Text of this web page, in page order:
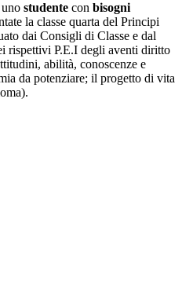
studente con bisogni
la classe quarta del Principi
dai Consigli di Classe e dal
rispettivi P.E.I degli aventi diritto
abilità, conoscenze e
da potenziare; il progetto di vita